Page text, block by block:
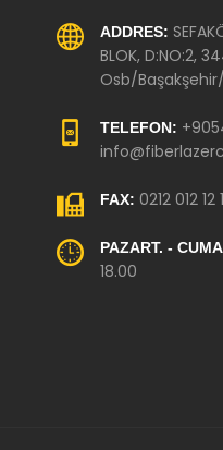
ADDRES:
BLOK, D:NO:2,
Osb/
TELEFON:
FAX: 0212 012 12
PAZART. -
18.00